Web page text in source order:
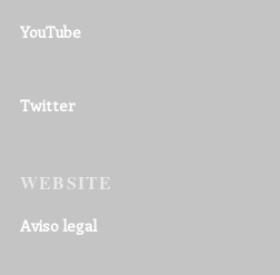
YouTube
Twitter
WEBSITE
Aviso legal